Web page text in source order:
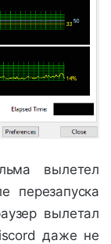
вылетел
перезапуска
вылетал
даже не